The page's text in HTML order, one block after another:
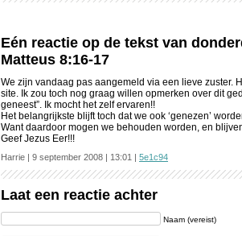
Eén reactie op de tekst van
Matteus 8:16-17
We zijn vandaag pas aangemeld via een lieve zuster.
site. Ik zou toch nog graag willen opmerken over dit
geneest”. Ik mocht het zelf ervaren!!
Het belangrijkste blijft toch dat we ook ‘genezen’
Want daardoor mogen we behouden worden, en
Geef Jezus Eer!!!
Harrie | 9 september 2008 | 13:01 | 5e1c94
Laat een reactie achter
Naam (vereist)